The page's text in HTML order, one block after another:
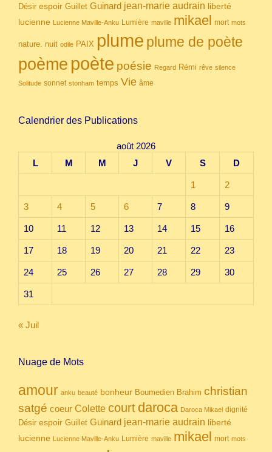
Désir espoir Guillet Guinard jean-marie audrain liberté
lucienne Lucienne Maville-Anku Lumière maville mikael mort mots
nature. nuit odile PAIX plume plume de poète
poème poète poésie Regard Rémi rêve silence
Solitude sonnet stonham temps Vie âme
Calendrier des Publications
août 2026
L
M M J V S D
1 2
3 4 5 6 7 8 9
10 11 12 13 14 15 16
17 18 19 20 21 22 23
24 25 26 27 28 29 30
31
« Juil
Nuage de Mots
amour anku beauté bonheur Boumedien Brahim christian
satgé coeur Colette court daroca Daroca Mikael dignité
Désir espoir Guillet Guinard jean-marie audrain liberté
lucienne Lucienne Maville-Anku Lumière maville mikael mort mots